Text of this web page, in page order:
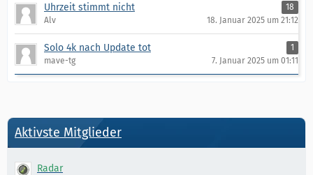
Uhrzeit stimmt nicht
18
Alv
18. Januar 2025 um 21:12
Solo 4k nach Update tot
1
mave-tg
7. Januar 2025 um 01:11
Aktivste Mitglieder
Radar